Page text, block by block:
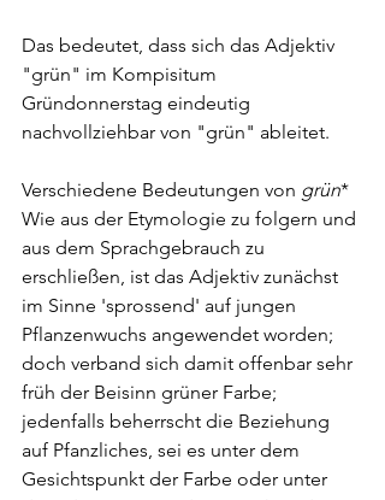
Das bedeutet, dass sich das Adjektiv
"grün" im Kompisitum
Gründonnerstag eindeutig
nachvollziehbar von "grün" ableitet.
Verschiedene Bedeutungen von grün*
Wie aus der Etymologie zu folgern und
aus dem Sprachgebrauch zu
erschließen, ist das Adjektiv zunächst
im Sinne 'sprossend' auf jungen
Pflanzenwuchs angewendet worden;
doch verband sich damit offenbar sehr
früh der Beisinn grüner Farbe;
jedenfalls beherrscht die Beziehung
auf Pfanzliches, sei es unter dem
Gesichtspunkt der Farbe oder unter